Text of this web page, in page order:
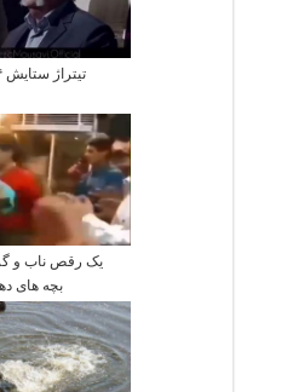
تیتراژ ستایش ۴ لو رفت
یک رقص ناب و
بچه های دهه